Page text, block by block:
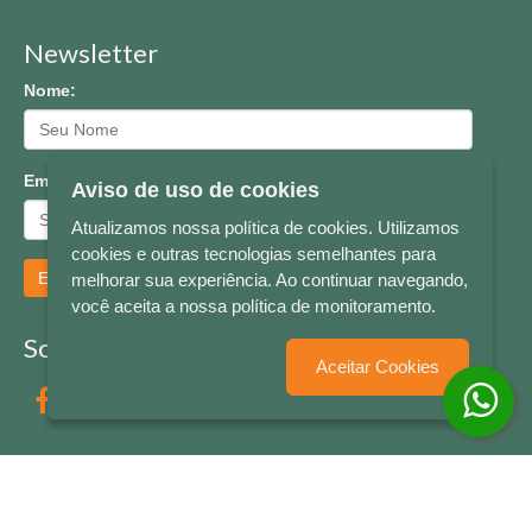
Newsletter
Nome:
Email:
Enviar
Socialize conosco
Aviso de uso de cookies
Atualizamos nossa política de cookies. Utilizamos
cookies e outras tecnologias semelhantes para
melhorar sua experiência. Ao continuar navegando,
você aceita a nossa política de monitoramento.
Aceitar Cookies